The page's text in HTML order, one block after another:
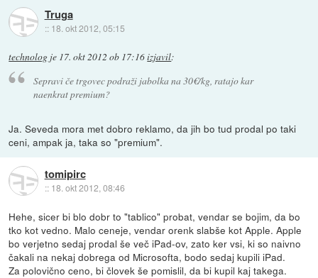
Truga
:: 18. okt 2012, 05:15
technolog je 17. okt 2012 ob 17:16izjavil:
Sepravi če trgovec podraži jabolka na 30€/kg, ratajo kar
naenkrat premium?
Ja. Seveda mora met dobro reklamo, da jih bo tud prodal po taki
ceni, ampak ja, taka so "premium".
tomipirc
:: 18. okt 2012, 08:46
Hehe, sicer bi blo dobr to "tablico" probat, vendar se bojim, da bo
tko kot vedno. Malo ceneje, vendar orenk slabše kot Apple. Apple
bo verjetno sedaj prodal še več iPad-ov, zato ker vsi, ki so naivno
čakali na nekaj dobrega od Microsofta, bodo sedaj kupili iPad.
Za polovično ceno, bi človek še pomislil, da bi kupil kaj takega.